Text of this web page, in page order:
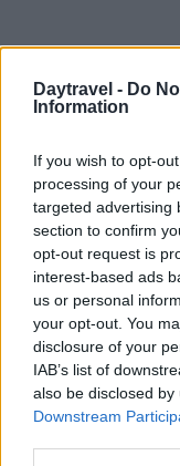
Daytravel - Do
Information
If you wish to opt-
processing of your
targeted advertising
section to confirm
opt-out request is
interest-based ads
us or personal
your opt-out. You
disclosure of your
IAB’s list of
also be disclosed
Downstream